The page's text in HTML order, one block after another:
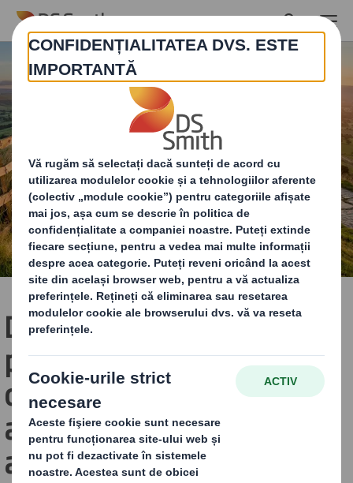
Skip to main content
DS Smith accelerează
planurile de reducere a
carbonului prin
angajamentul de limitare
a încălzirii globale